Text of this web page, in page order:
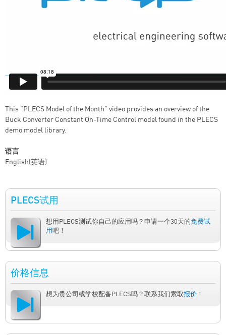
This "PLECS Model of the Month" video provides an overview of the
Buck Converter Constant On-Time Control model found in the PLECS
demo model library.
语言
English(英语)
PLECS试用
想用PLECS测试你自己的应用吗？申请一个30天的免费试
用吧！
价格信息
想为贵公司或学校配备PLECS吗？联系我们索取报价 ！